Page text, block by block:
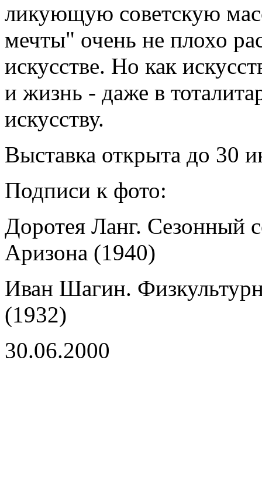
ликующую советскую
мечты" очень не плохо
искусстве. Но как
и жизнь - даже в
искусству.
Выставка открыта до 30
Подписи к фото:
Доротея Ланг. Сезонный
Аризона (1940)
Иван Шагин.
(1932)
30.06.2000